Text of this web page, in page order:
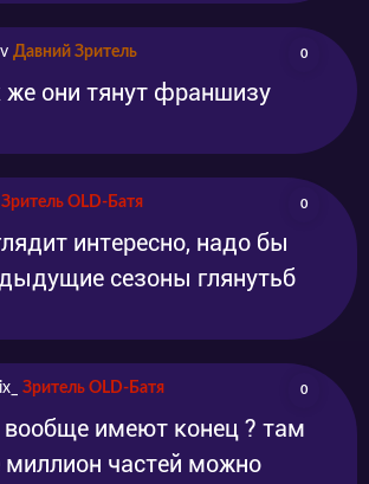
Давний Зритель 0
же они тянут франшизу
Зритель OLD-Батя 0
интересно, надо бы
сезоны глянутьб
Зритель OLD-Батя 0
вообще имеют конец ? там
миллион частей можно